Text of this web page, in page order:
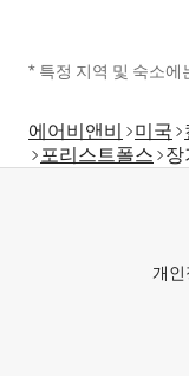
* 특정 지역 및 숙소에
에어비앤비 미국
포리스트폴스 장
개인